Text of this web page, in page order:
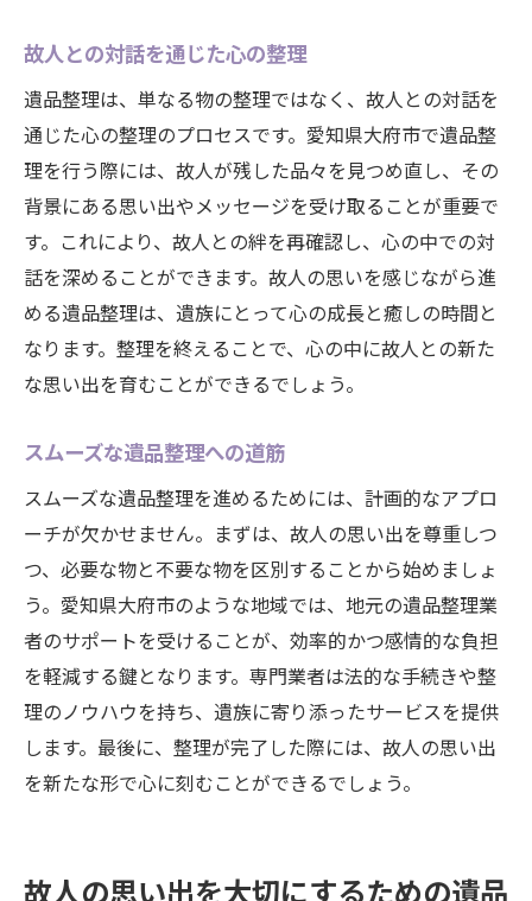
故人との対話を通じた心の整理
遺品整理は、単なる物の整理ではなく、故人との対話を
通じた心の整理のプロセスです。愛知県大府市で遺品整
理を行う際には、故人が残した品々を見つめ直し、その
背景にある思い出やメッセージを受け取ることが重要で
す。これにより、故人との絆を再確認し、心の中での対
話を深めることができます。故人の思いを感じながら進
める遺品整理は、遺族にとって心の成長と癒しの時間と
なります。整理を終えることで、心の中に故人との新た
な思い出を育むことができるでしょう。
スムーズな遺品整理への道筋
スムーズな遺品整理を進めるためには、計画的なアプロ
ーチが欠かせません。まずは、故人の思い出を尊重しつ
つ、必要な物と不要な物を区別することから始めましょ
う。愛知県大府市のような地域では、地元の遺品整理業
者のサポートを受けることが、効率的かつ感情的な負担
を軽減する鍵となります。専門業者は法的な手続きや整
理のノウハウを持ち、遺族に寄り添ったサービスを提供
します。最後に、整理が完了した際には、故人の思い出
を新たな形で心に刻むことができるでしょう。
故人の思い出を大切にするための遺品